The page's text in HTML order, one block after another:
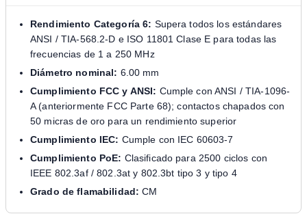
Rendimiento Categoría 6: Supera todos los estándares
ANSI / TIA-568.2-D e ISO 11801 Clase E para todas las
frecuencias de 1 a 250 MHz
Diámetro nominal: 6.00 mm
Cumplimiento FCC y ANSI: Cumple con ANSI / TIA-1096-
A (anteriormente FCC Parte 68); contactos chapados con
50 micras de oro para un rendimiento superior
Cumplimiento IEC: Cumple con IEC 60603-7
Cumplimiento PoE: Clasificado para 2500 ciclos con
IEEE 802.3af / 802.3at y 802.3bt tipo 3 y tipo 4
Grado de flamabilidad: CM